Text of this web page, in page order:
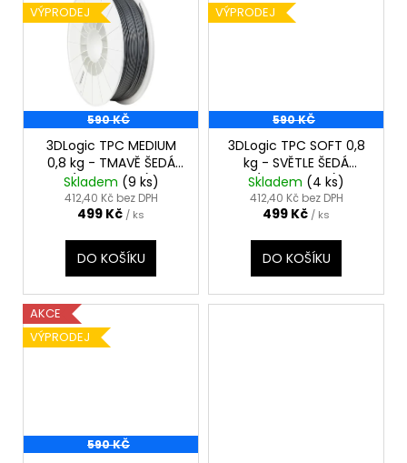
VÝPRODEJ
590 KČ
3DLogic TPC MEDIUM
0,8 kg - TMAVĚ ŠEDÁ
(DARK GRAY)
Skladem (9 ks)
412,40 Kč bez DPH
499 Kč / ks
DO KOŠÍKU
VÝPRODEJ
590 KČ
3DLogic TPC SOFT 0,8
kg - SVĚTLE ŠEDÁ
(LIGHT GRAY)
Skladem (4 ks)
412,40 Kč bez DPH
499 Kč / ks
DO KOŠÍKU
AKCE
VÝPRODEJ
590 KČ